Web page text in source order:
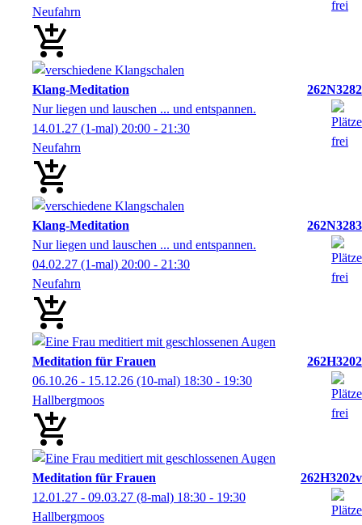
Neufahrn
Klang-Meditation
262N3282
Nur liegen und lauschen ... und entspannen.
14.01.27 (1-mal) 20:00 - 21:30
Neufahrn
Klang-Meditation
262N3283
Nur liegen und lauschen ... und entspannen.
04.02.27 (1-mal) 20:00 - 21:30
Neufahrn
Meditation für Frauen
262H3202
06.10.26 - 15.12.26 (10-mal) 18:30 - 19:30
Hallbergmoos
Meditation für Frauen
262H3202v
12.01.27 - 09.03.27 (8-mal) 18:30 - 19:30
Hallbergmoos